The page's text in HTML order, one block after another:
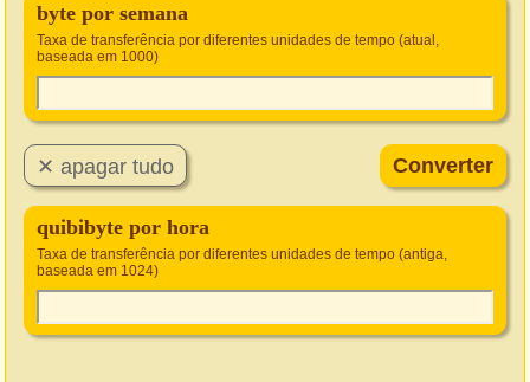
byte por semana
Taxa de transferência por diferentes unidades de tempo (atual,
baseada em 1000)
quibibyte por hora
Taxa de transferência por diferentes unidades de tempo (antiga,
baseada em 1024)